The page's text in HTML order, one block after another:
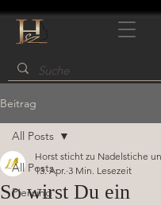
Beitrag
All Posts
Piercing
All Posts
So wirst Du ein
Horst sticht zu Nadelstiche
13. Apr. 3 Min. Lesezeit